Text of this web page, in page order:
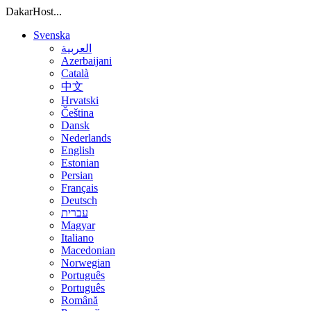
DakarHost...
Svenska
العربية
Azerbaijani
Català
中文
Hrvatski
Čeština
Dansk
Nederlands
English
Estonian
Persian
Français
Deutsch
עברית
Magyar
Italiano
Macedonian
Norwegian
Português
Português
Română